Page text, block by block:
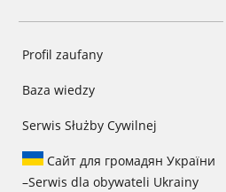
Profil zaufany
Baza wiedzy
Serwis Służby Cywilnej
Сайт для громадян України
–Serwis dla obywateli Ukrainy